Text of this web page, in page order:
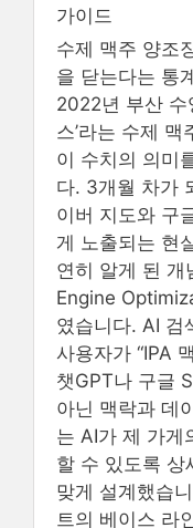
가이드
수제 맥주 양조
을 닫는다는 통
2022년 부산 수
스’라는 수제
이 수치의 의미
다. 3개월 차가
이버 지도와 구
게 노출되는 현
연히 알게 된
Engine
였습니다. AI 검
사용자가 “IPA
챗GPT나 구글
아닌 맥락과 데
는 AI가 제 가게
할 수 있도록 상
맞게 설계했습
트의 베이스 라